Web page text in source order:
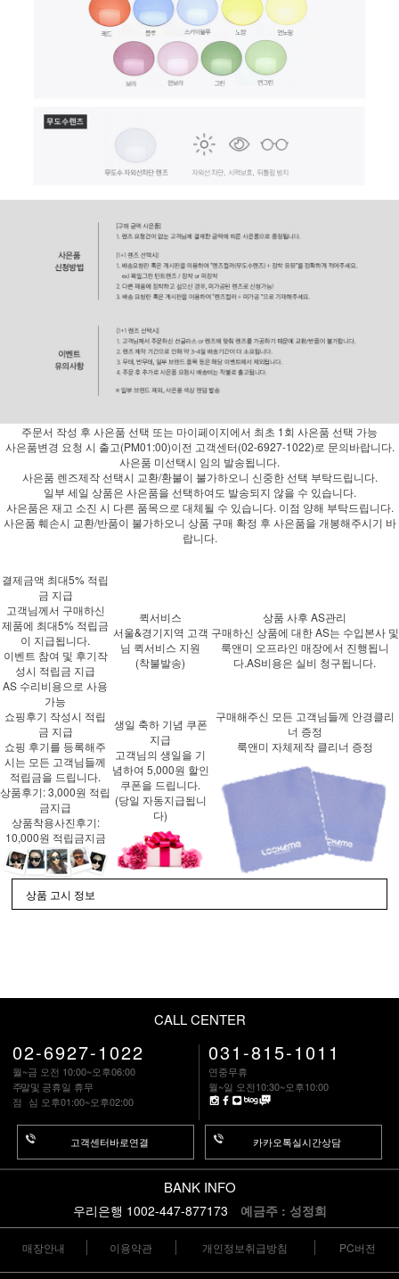
주문서 작성 후 사은품 선택 또는 마이페이지에서 최초 1회 사은품 선택 가능
사은품변경 요청 시 출고(PM01:00)이전 고객센터(02-6927-1022)로 문의바랍니다.
사은품 미선택시 임의 발송됩니다.
사은품 렌즈제작 선택시 교환/환불이 불가하오니 신중한 선택 부탁드립니다.
일부 세일 상품은 사은품을 선택하여도 발송되지 않을 수 있습니다.
사은품은 재고 소진 시 다른 품목으로 대체될 수 있습니다. 이점 양해 부탁드립니다.
사은품 훼손시 교환/반품이 불가하오니 상품 구매 확정 후 사은품을 개봉해주시기 바
랍니다.
결제금액 최대5% 적립
금 지급
고객님께서 구매하신
제품에 최대5% 적립금
이 지급됩니다.
이벤트 참여 및 후기작
성시 적립금 지급
AS 수리비용으로 사용
가능
퀵서비스
서울&경기지역 고객
님 퀵서비스 지원
(착불발송)
상품 사후 AS관리
구매하신 상품에 대한 AS는 수입본사 및
룩앤미 오프라인 매장에서 진행됩니
다.AS비용은 실비 청구됩니다.
쇼핑후기 작성시 적립
금 지급
쇼핑 후기를 등록해주
시는 모든 고객님들께
적립금을 드립니다.
상품후기: 3,000원 적립
금지급
상품착용사진후기:
10,000원 적립금지금
생일 축하 기념 쿠폰
지급
고객님의 생일을 기
념하여 5,000원 할인
쿠폰을 드립니다.
(당일 자동지급됩니
다)
구매해주신 모든 고객님들께 안경클리
너 증정
룩앤미 자체제작 클리너 증정
상품 고시 정보
CALL CENTER
02-6927-1022
월~금 오전 10:00~오후06:00
주말및 공휴일 휴무
점 심 오후01:00~오후02:00
고객센터바로연결
031-815-1011
연중무휴
월~일 오전10:30~오후10:00
카카오톡실시간상담
BANK INFO
우리은행 1002-447-877173 예금주 : 성정희
매장안내 이용약관 개인정보취급방침 PC버전